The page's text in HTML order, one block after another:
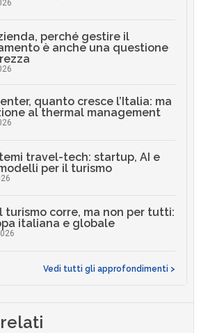
perché gestire il
è anche una questione
quanto cresce l’Italia: ma
al thermal management
travel-tech: startup, AI e
per il turismo
turismo corre, ma non per tutti:
italiana e globale
Vedi tutti gli approfondimenti >